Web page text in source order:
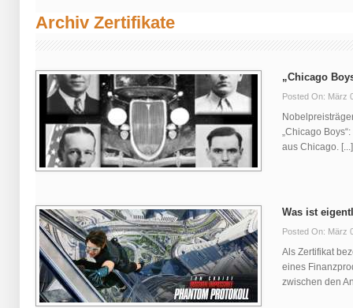
Archiv Zertifikate
„Chicago
Posted On: März
„Chicago
aus Chicago. [...]
Was ist
Posted On: März
Als Zertifikat
eines
zwischen den